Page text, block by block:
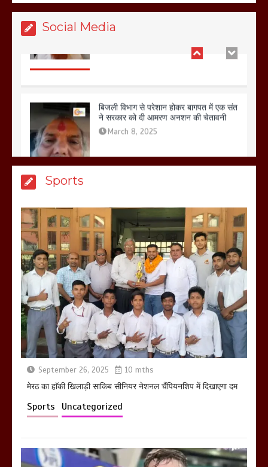
Social Media
होलिका रखने पर लात मार कर होलिका को किया
तहस नहस,मोहल्ले वालों के साथ की गई गाली
गलोच ,कहा अगर रखी गई होली तो होगा खून
खराबा,
March 11, 2025
Sports
September 26, 2025 10 mths
मेरठ का हाॅकी खिलाड़ी साकिब सीनियर नेशनल चैंपियनशिप में दिखाएगा दम
Sports Uncategorized